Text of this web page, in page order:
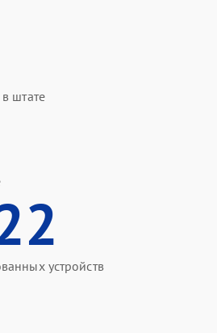
штате
устройств